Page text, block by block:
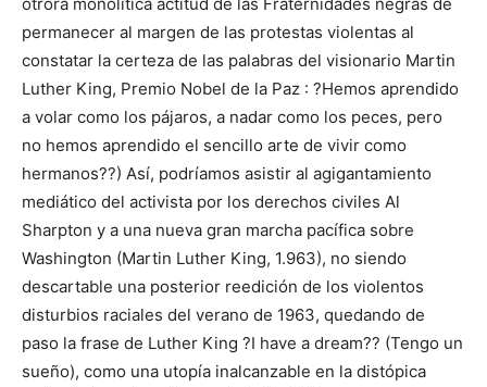
otrora monolítica actitud de las Fraternidades negras de
permanecer al margen de las protestas violentas al
constatar la certeza de las palabras del visionario Martin
Luther King, Premio Nobel de la Paz : ?Hemos aprendido
a volar como los pájaros, a nadar como los peces, pero
no hemos aprendido el sencillo arte de vivir como
hermanos??) Así, podríamos asistir al agigantamiento
mediático del activista por los derechos civiles Al
Sharpton y a una nueva gran marcha pacífica sobre
Washington (Martin Luther King, 1.963), no siendo
descartable una posterior reedición de los violentos
disturbios raciales del verano de 1963, quedando de
paso la frase de Luther King ?I have a dream?? (Tengo un
sueño), como una utopía inalcanzable en la distópica